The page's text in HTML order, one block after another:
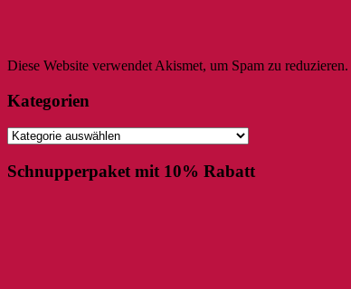
Diese Website verwendet Akismet, um Spam zu reduzieren.
Kategorien
Kategorien
Schnupperpaket mit 10% Rabatt